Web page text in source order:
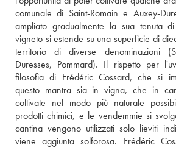
comunale di Saint-Romain e Auxey-
ampliato gradualmente la sua tenuta
vigneto si estende su una superficie di
territorio di diverse denominazioni
Duresses, Pommard). Il rispetto per
filosofia di Frédéric Cossard, che si
questo mantra sia in vigna, che in
coltivate nel modo più naturale
prodotti chimici, e le vendemmie si
cantina vengono utilizzati solo lieviti
viene aggiunta solforosa. Frédéric